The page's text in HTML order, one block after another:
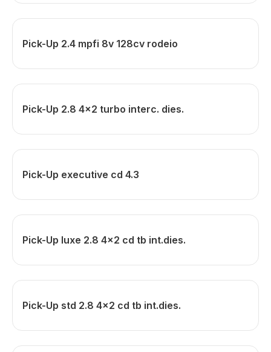
Pick-Up 2.4 mpfi 8v 128cv rodeio
Pick-Up 2.8 4x2 turbo interc. dies.
Pick-Up executive cd 4.3
Pick-Up luxe 2.8 4x2 cd tb int.dies.
Pick-Up std 2.8 4x2 cd tb int.dies.